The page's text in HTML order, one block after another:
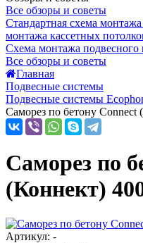
Все обзоры и советы
Стандартная схема
монтажа кассетных
Схема монтажа подвесного
Все обзоры и советы
Главная
Подвесные системы
Подвесные системы
Саморез по бетону Connect
Саморез по
(Коннект)
Артикул: -